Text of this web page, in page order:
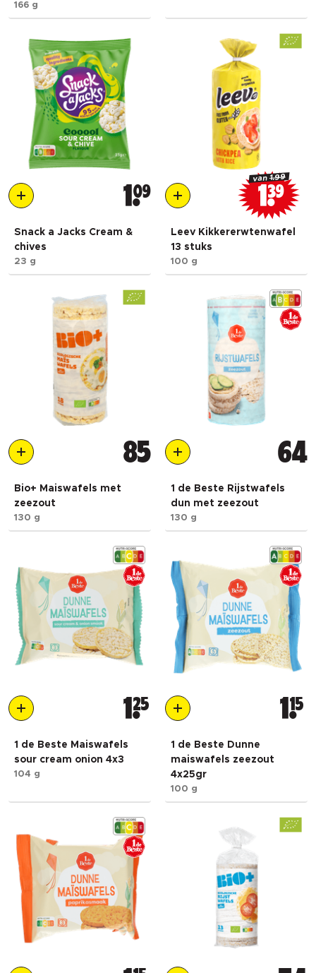
166 g
1 09
Snack a Jacks Cream &
chives
23 g
van1.99
1 39
Leev Kikkererwtenwafel
13 stuks
100 g
85
Bio+ Maiswafels met
zeezout
130 g
64
1 de Beste Rijstwafels
dun met zeezout
130 g
1 25
1 de Beste Maiswafels
sour cream onion 4x3
104 g
1 15
1 de Beste Dunne
maiswafels zeezout
4x25gr
100 g